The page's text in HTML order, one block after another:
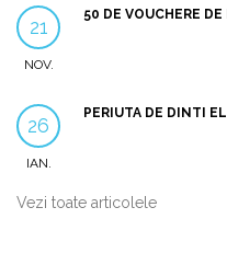
21
NOV.
50 DE VOUCHERE DE
26
IAN.
PERIUTA DE DINTI
Vezi toate articolele